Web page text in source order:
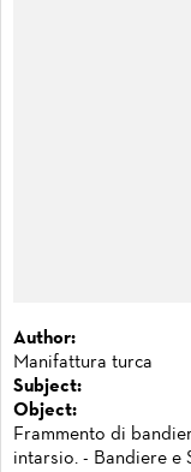
Author:
Manifattura turca
Subject:
Object:
Frammento di
intarsio. - Bandiere e